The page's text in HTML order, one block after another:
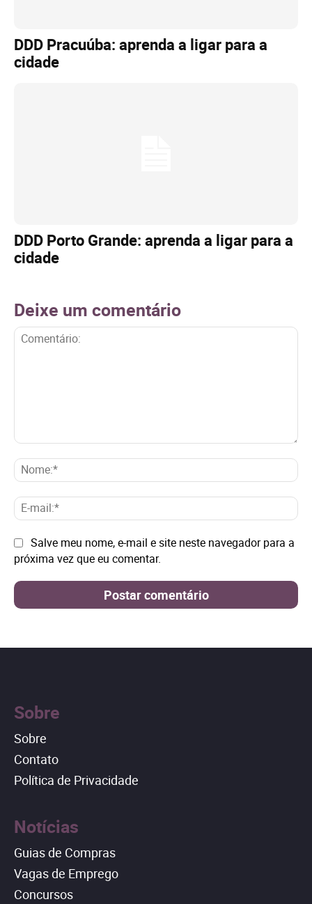
DDD Pracuúba: aprenda a ligar para a
cidade
DDD Porto Grande: aprenda a ligar para a
cidade
Deixe um comentário
E-
Site: Salve meu nome, e-mail e site neste navegador para a
próxima vez que eu comentar.
Sobre
Sobre
Contato
Política de Privacidade
Notícias
Guias de Compras
Vagas de Emprego
Concursos